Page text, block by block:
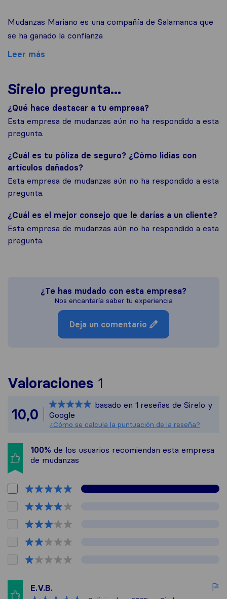
Mudanzas Mariano es una compañía de Salamanca que
se ha ganado la confianza
Leer más
Sirelo pregunta...
¿Qué hace destacar a tu empresa?
Esta empresa de mudanzas aún no ha respondido a esta
pregunta.
¿Cuál es tu póliza de seguro? ¿Cómo lidias con
artículos dañados?
Esta empresa de mudanzas aún no ha respondido a esta
pregunta.
¿Cuál es el mejor consejo que le darías a un cliente?
Esta empresa de mudanzas aún no ha respondido a esta
pregunta.
¿Te has mudado con esta empresa?
Nos encantaría saber tu experiencia
Deja un comentario
Valoraciones 1
Todas las reseñas
10,0
basado en 1 reseñas de Sirelo y
Google
¿Cómo se calcula la puntuación de la reseña?
100% de los usuarios recomiendan esta empresa
de mudanzas
E.V.B.